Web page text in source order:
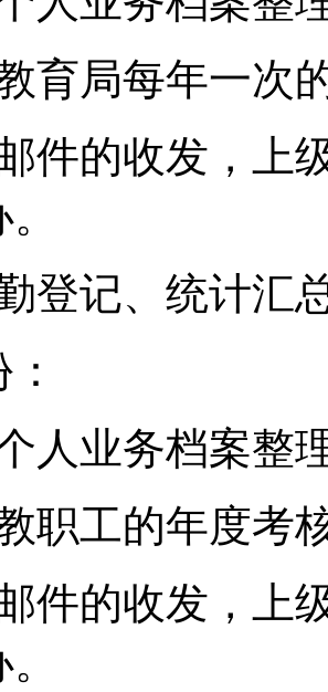
育局每年一次
件的收发，上
登记、统计汇
人业务档案整
职工的年度考
件的收发，上